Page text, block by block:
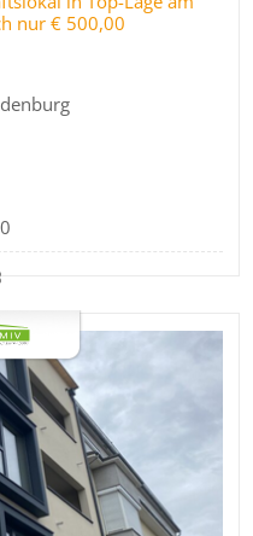
nur € 500,00